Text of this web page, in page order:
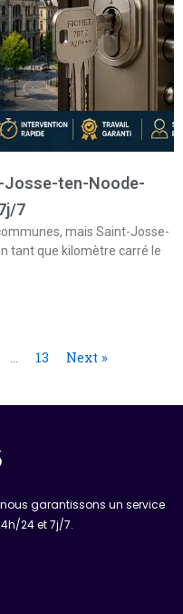
Josse-ten-Noode-
7
mais Saint-Josse-
tant que kilomètre carré le
… 13 Next »
garantissons un service
24 et 7j/7.